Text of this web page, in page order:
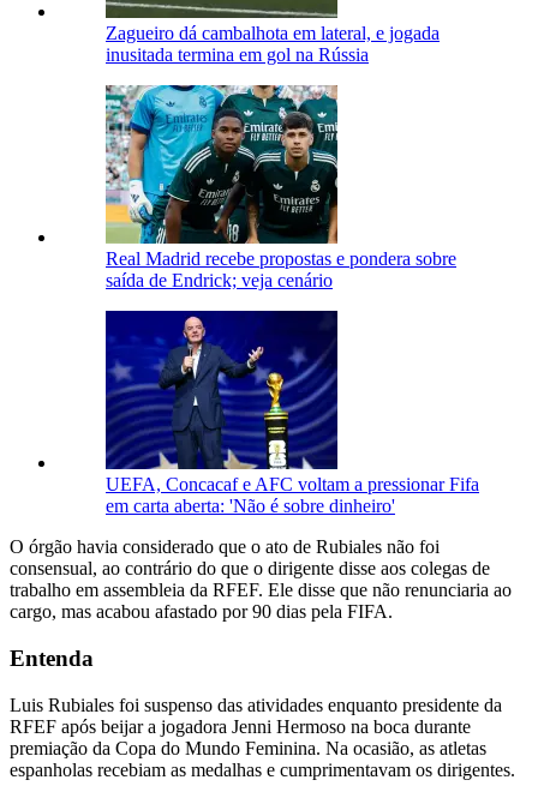
Zagueiro dá cambalhota em lateral, e jogada
inusitada termina em gol na Rússia
Real Madrid recebe propostas e pondera sobre
saída de Endrick; veja cenário
UEFA, Concacaf e AFC voltam a pressionar Fifa
em carta aberta: 'Não é sobre dinheiro'
O órgão havia considerado que o ato de Rubiales não foi
consensual, ao contrário do que o dirigente disse aos colegas de
trabalho em assembleia da RFEF. Ele disse que não renunciaria ao
cargo, mas acabou afastado por 90 dias pela FIFA.
Entenda
Luis Rubiales foi suspenso das atividades enquanto presidente da
RFEF após beijar a jogadora Jenni Hermoso na boca durante
premiação da Copa do Mundo Feminina. Na ocasião, as atletas
espanholas recebiam as medalhas e cumprimentavam os dirigentes.